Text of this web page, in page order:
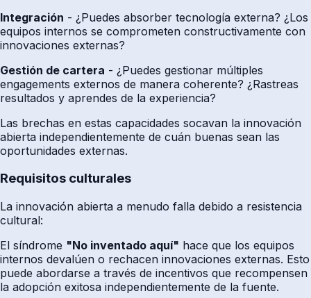
Integración - ¿Puedes absorber tecnología externa? ¿Los
equipos internos se comprometen constructivamente con
innovaciones externas?
Gestión de cartera - ¿Puedes gestionar múltiples
engagements externos de manera coherente? ¿Rastreas
resultados y aprendes de la experiencia?
Las brechas en estas capacidades socavan la innovación
abierta independientemente de cuán buenas sean las
oportunidades externas.
Requisitos culturales
La innovación abierta a menudo falla debido a resistencia
cultural:
El síndrome "No inventado aquí" hace que los equipos
internos devalúen o rechacen innovaciones externas. Esto
puede abordarse a través de incentivos que recompensen
la adopción exitosa independientemente de la fuente.